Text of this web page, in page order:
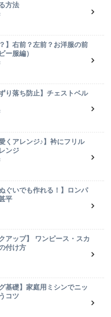
方法
】右前？左前？お洋服の前
ー服編）
り落ち防止】チェストベル
くアレンジ♪】衿にフリル
ンジ
ぐいでも作れる！】ロンパ
平
アップ】 ワンピース・スカ
付け方
基礎】家庭用ミシンでニッ
コツ